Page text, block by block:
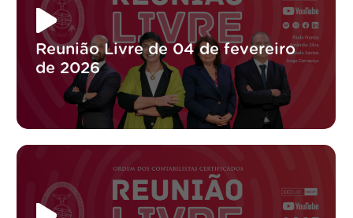
Reunião Livre de 04 de fevereiro
de 2026